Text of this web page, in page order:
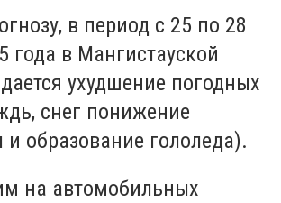
в период с 25 по 28
года в Мангистауской
ухудшение погодных
снег понижение
и образование гололеда).
на автомобильных